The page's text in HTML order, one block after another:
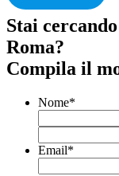
Stai
Roma?
Compila il
Nome*
Email*